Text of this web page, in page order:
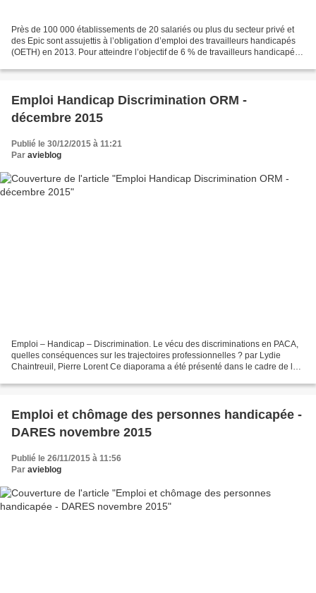
Près de 100 000 établissements de 20 salariés ou plus du secteur privé et
des Epic sont assujettis à l’obligation d’emploi des travailleurs handicapés
(OETH) en 2013. Pour atteindre l’objectif de 6 % de travailleurs handicapés
Emploi Handicap Discrimination ORM -
décembre 2015
Publié le 30/12/2015 à 11:21
Par avieblog
Emploi – Handicap – Discrimination. Le vécu des discriminations en PACA,
quelles conséquences sur les trajectoires professionnelles ? par Lydie
Chaintreuil, Pierre Lorent Ce diaporama a été présenté dans le cadre de la
Emploi et chômage des personnes handicapée -
DARES novembre 2015
Publié le 26/11/2015 à 11:56
Par avieblog